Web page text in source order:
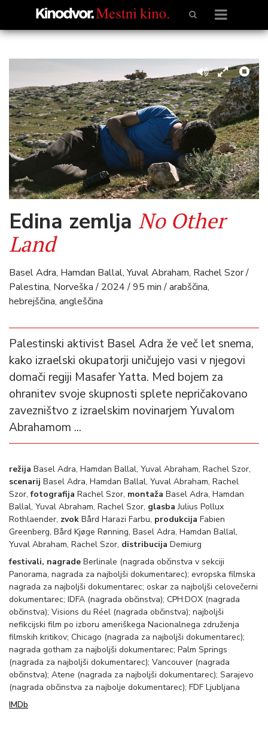
Edina zemlja No Other
Land
Basel Adra, Hamdan Ballal, Yuval Abraham, Rachel Szor /
Palestina, Norveška / 2024 / 95 min / arabščina,
hebrejščina, angleščina
Palestinski aktivist Basel Adra že več let snema,
kako izraelski okupatorji uničujejo vasi v njegovi
domači regiji Masafer Yatta. Med bojem za
ohranitev svoje skupnosti splete nepričakovano
zavezništvo z izraelskim novinarjem Yuvalom
Abrahamom ...
režija Basel Adra, Hamdan Ballal, Yuval Abraham, Rachel Szor,
scenarij Basel Adra, Hamdan Ballal, Yuval Abraham, Rachel
Szor,fotografija Rachel Szor, montaža Basel Adra, Hamdan
Ballal, Yuval Abraham, Rachel Szor, glasba Julius Pollux
Rothlaender, zvok Bård Harazi Farbu, produkcija Fabien
Greenberg, Bård Kjøge Rønning, Basel Adra, Hamdan Ballal,
Yuval Abraham, Rachel Szor, distribucija Demiurg
festivali, nagrade Berlinale (nagrada občinstva v sekciji
Panorama, nagrada za najboljši dokumentarec); evropska filmska
nagrada za najboljši dokumentarec; oskar za najboljši celovečerni
dokumentarec; IDFA (nagrada občinstva); CPH:DOX (nagrada
občinstva); Visions du Réel (nagrada občinstva); najboljši
nefikcijski film po izboru ameriškega Nacionalnega združenja
filmskih kritikov; Chicago (nagrada za najboljši dokumentarec);
nagrada gotham za najboljši dokumentarec; Palm Springs
(nagrada za najboljši dokumentarec); Vancouver (nagrada
občinstva); Atene (nagrada za najboljši dokumentarec); Sarajevo
(nagrada občinstva za najbolje dokumentarec); FDF Ljubljana
IMDb